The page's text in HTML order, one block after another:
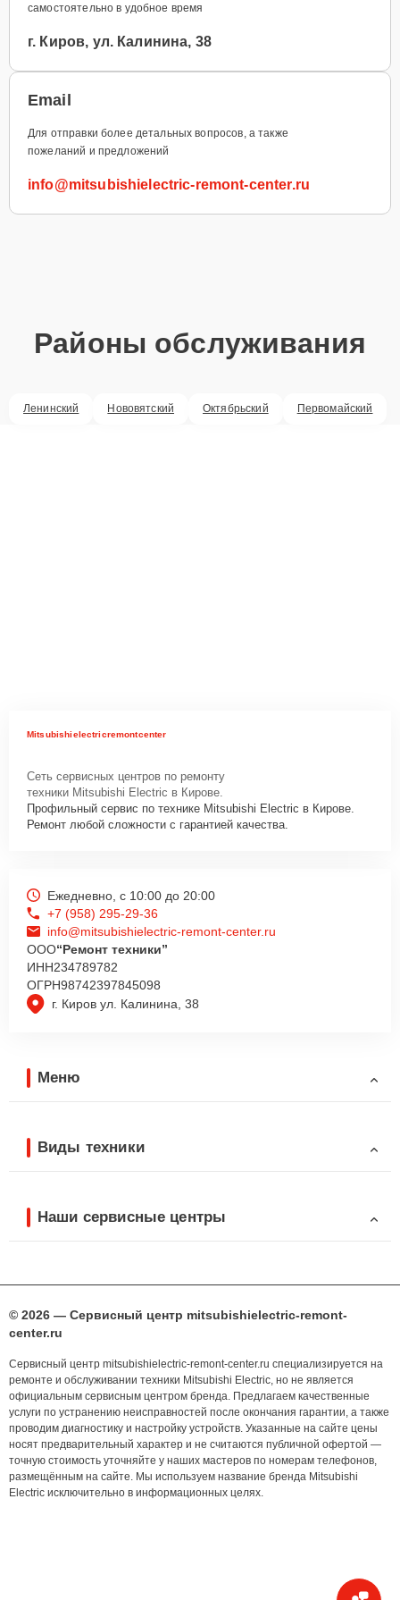
самостоятельно в удобное время
г. Киров, ул. Калинина, 38
Email
Для отправки более детальных вопросов, а также
пожеланий и предложений
info@mitsubishielectric-remont-center.ru
Районы обслуживания
Ленинский Нововятский Октябрьский Первомайский
Mitsubishielectricremontcenter
Сеть сервисных центров по ремонту
техники Mitsubishi Electric в Кирове.
Профильный сервис по технике Mitsubishi Electric в Кирове.
Ремонт любой сложности с гарантией качества.
г. Киров ул. Калинина, 38
Ежедневно, с 10:00 до 20:00
+7 (958) 295-29-36
info@mitsubishielectric-remont-center.ru
ООО“Ремонт техники”
ИНН234789782
ОГРН98742397845098
Меню
Виды техники
Наши сервисные центры
© 2026 — Сервисный центр mitsubishielectric-remont-
center.ru
Сервисный центр mitsubishielectric-remont-center.ru специализируется на
ремонте и обслуживании техники Mitsubishi Electric, но не является
официальным сервисным центром бренда. Предлагаем качественные
услуги по устранению неисправностей после окончания гарантии, а также
проводим диагностику и настройку устройств. Указанные на сайте цены
носят предварительный характер и не считаются публичной офертой —
точную стоимость уточняйте у наших мастеров по номерам телефонов,
размещённым на сайте. Мы используем название бренда Mitsubishi
Electric исключительно в информационных целях.